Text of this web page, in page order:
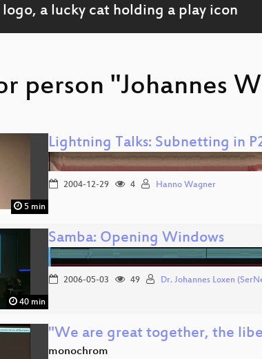
person "Johannes
5 min
Lightning Talks: Subnetting in
2004-12-29 4 Hanno Wagner
40 min
Samba: Opening Windows
2006-05-03 49 Dr. Johannes Loxen
"We are great together, the
monochrom